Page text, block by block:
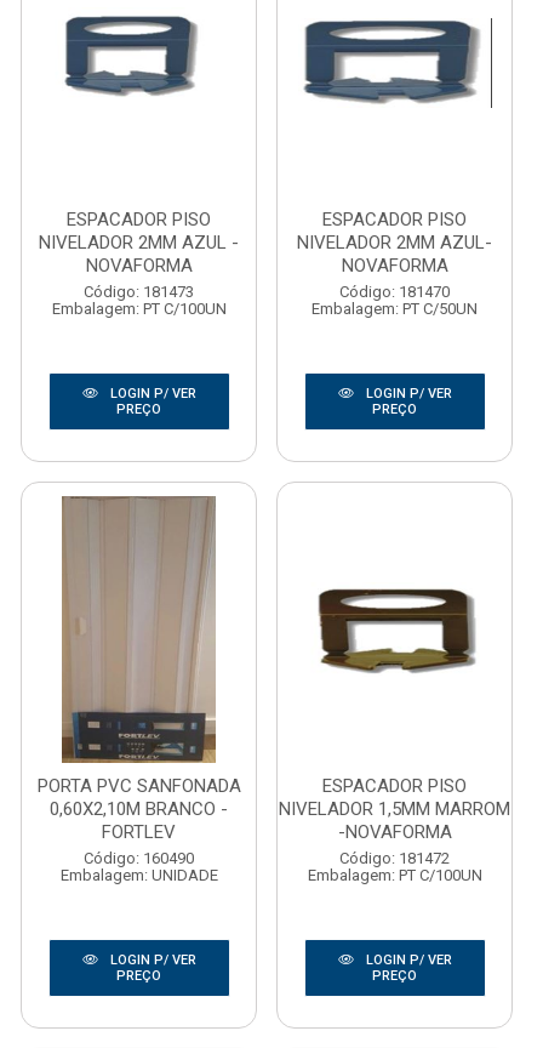
ESPACADOR PISO
NIVELADOR 2MM AZUL -
NOVAFORMA
Código: 181473
Embalagem: PT C/100UN
LOGIN P/ VER
PREÇO
ESPACADOR PISO
NIVELADOR 2MM AZUL-
NOVAFORMA
Código: 181470
Embalagem: PT C/50UN
LOGIN P/ VER
PREÇO
PORTA PVC SANFONADA
0,60X2,10M BRANCO -
FORTLEV
Código: 160490
Embalagem: UNIDADE
LOGIN P/ VER
PREÇO
ESPACADOR PISO
NIVELADOR 1,5MM MARROM
-NOVAFORMA
Código: 181472
Embalagem: PT C/100UN
LOGIN P/ VER
PREÇO